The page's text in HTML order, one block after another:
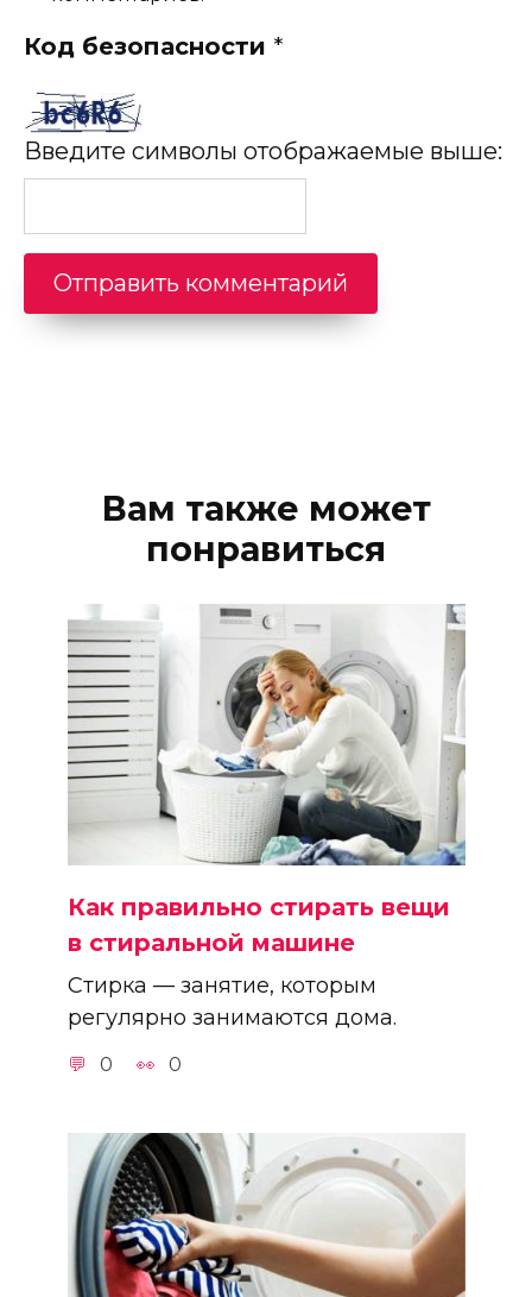
Код безопасности *
Введите символы отображаемые выше:
Вам также может
понравиться
Как правильно стирать вещи
в стиральной машине
Стирка — занятие, которым
регулярно занимаются дома.
0 0